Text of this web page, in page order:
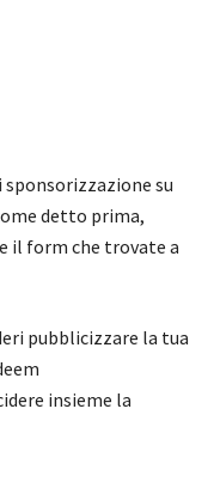
su
detto prima,
il form che trovate a
pubblicizzare la tua
insieme la